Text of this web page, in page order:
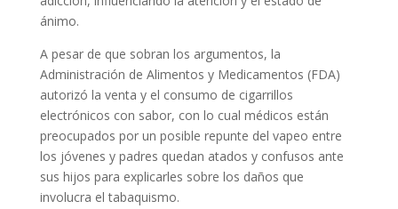
ánimo.
A pesar de que sobran los argumentos, la
Administración de Alimentos y Medicamentos (FDA)
autorizó la venta y el consumo de cigarrillos
electrónicos con sabor, con lo cual médicos están
preocupados por un posible repunte del vapeo entre
los jóvenes y padres quedan atados y confusos ante
sus hijos para explicarles sobre los daños que
involucra el tabaquismo.